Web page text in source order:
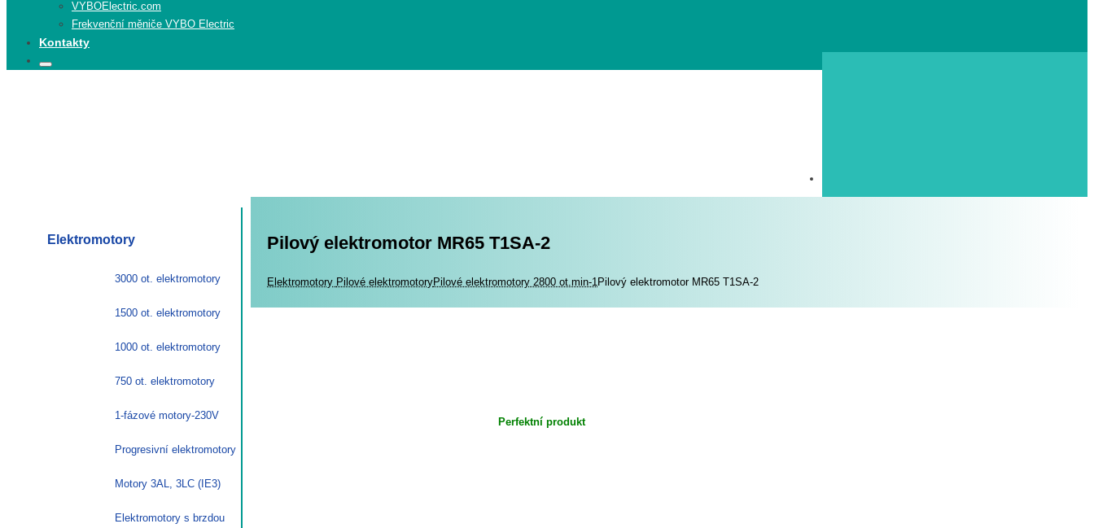
VYBOElectric.com
Frekvenční měniče VYBO Electric
Kontakty
Search
Search
Pilový elektromotor MR65 T1SA-2
Elektromotory Elektromotory
Pilové elektromotoryPilové elektromotory 2800 ot.min-1 Pilový elektromotor MR65 T1SA-2
Perfektní produkt
Elektromotory
3000 ot. elektromotory
1500 ot. elektromotory
1000 ot. elektromotory
750 ot. elektromotory
1-fázové motory-230V
Progresivní elektromotory
Motory 3AL, 3LC (IE3)
Elektromotory s brzdou